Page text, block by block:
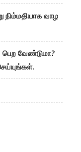
வாழ
பெற வேண்டுமா?